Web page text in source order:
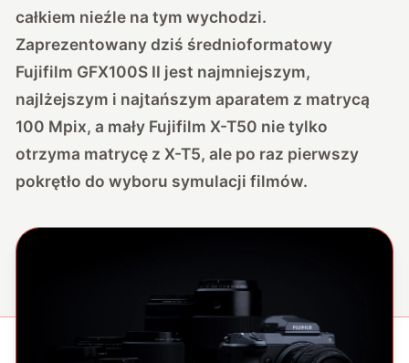
całkiem nieźle na tym wychodzi.
Zaprezentowany dziś średnioformatowy
Fujifilm GFX100S II jest najmniejszym,
najlżejszym i najtańszym aparatem z matrycą
100 Mpix, a mały Fujifilm X-T50 nie tylko
otrzyma matrycę z X-T5, ale po raz pierwszy
pokrętło do wyboru symulacji filmów.